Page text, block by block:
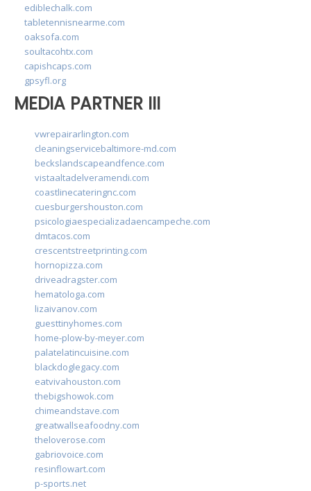
ediblechalk.com
tabletennisnearme.com
oaksofa.com
soultacohtx.com
capishcaps.com
gpsyfl.org
MEDIA PARTNER III
vwrepairarlington.com
cleaningservicebaltimore-md.com
beckslandscapeandfence.com
vistaaltadelveramendi.com
coastlinecateringnc.com
cuesburgershouston.com
psicologiaespecializadaencampeche.com
dmtacos.com
crescentstreetprinting.com
hornopizza.com
driveadragster.com
hematologa.com
lizaivanov.com
guesttinyhomes.com
home-plow-by-meyer.com
palatelatincuisine.com
blackdoglegacy.com
eatvivahouston.com
thebigshowok.com
chimeandstave.com
greatwallseafoodny.com
theloverose.com
gabriovoice.com
resinflowart.com
p-sports.net